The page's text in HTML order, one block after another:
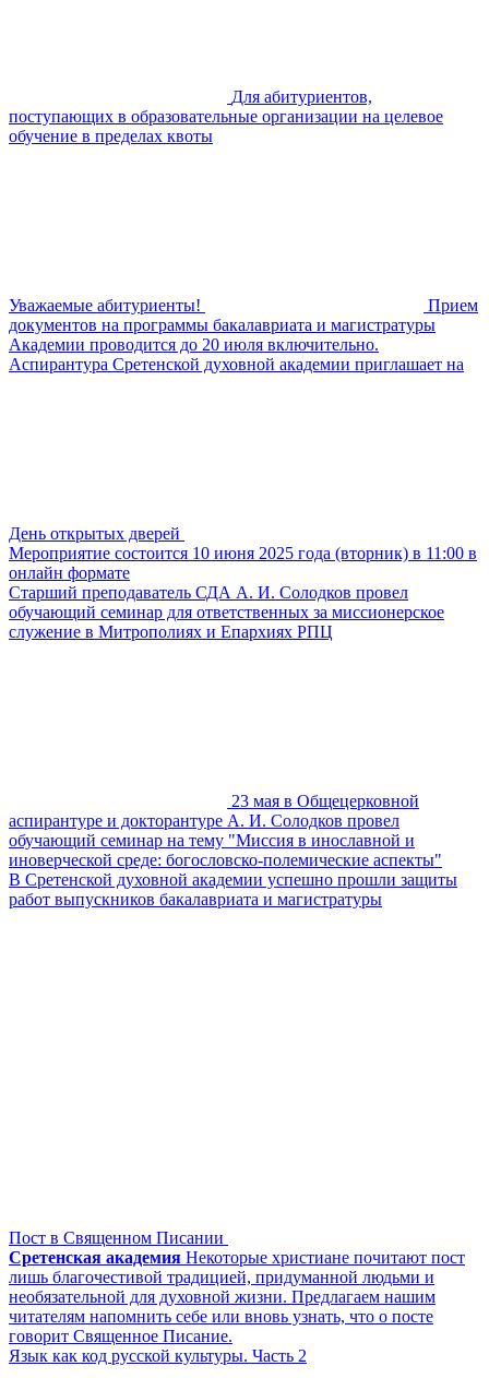
Для абитуриентов,
поступающих в образовательные организации на целевое
обучение в пределах квоты
Уважаемые абитуриенты!
Прием
документов на программы бакалавриата и магистратуры
Академии проводится до 20 июля включительно.
Аспирантура Сретенской духовной академии приглашает на
День открытых дверей
Мероприятие состоится 10 июня 2025 года (вторник) в 11:00 в
онлайн формате
Старший преподаватель СДА А. И. Солодков провел
обучающий семинар для ответственных за миссионерское
служение в Митрополиях и Епархиях РПЦ
23 мая в Общецерковной
аспирантуре и докторантуре А. И. Солодков провел
обучающий семинар на тему "Миссия в инославной и
иноверческой среде: богословско-полемические аспекты"
В Сретенской духовной академии успешно прошли защиты
работ выпускников бакалавриата и магистратуры
Пост в Священном Писании
Сретенская академия Некоторые христиане почитают пост
лишь благочестивой традицией, придуманной людьми и
необязательной для духовной жизни. Предлагаем нашим
читателям напомнить себе или вновь узнать, что о посте
говорит Священное Писание.
Язык как код русской культуры. Часть 2